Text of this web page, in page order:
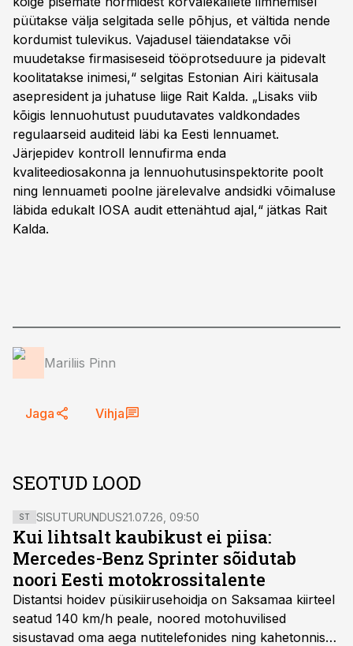
püütakse välja selgitada selle põhjus, et vältida nende
kordumist tulevikus. Vajadusel täiendatakse või
muudetakse firmasiseseid tööprotseduure ja pidevalt
koolitatakse inimesi,“ selgitas Estonian Airi käitusala
asepresident ja juhatuse liige Rait Kalda. „Lisaks viib
kõigis lennuohutust puudutavates valdkondades
regulaarseid auditeid läbi ka Eesti lennuamet.
Järjepidev kontroll lennufirma enda
kvaliteediosakonna ja lennuohutusinspektorite poolt
ning lennuameti poolne järelevalve andsidki võimaluse
läbida edukalt IOSA audit ettenähtud ajal,“ jätkas Rait
Kalda.
Mariliis Pinn
Jaga Vihja
SEOTUD LOOD
ST SISUTURUNDUS21.07.26, 09:50
Kui lihtsalt kaubikust ei piisa:
Mercedes-Benz Sprinter sõidutab
noori Eesti motokrossitalente
Distantsi hoidev püsikiirusehoidja on Saksamaa kiirteel
seatud 140 km/h peale, noored motohuvilised
sisustavad oma aega nutitelefonides ning kahetonnises